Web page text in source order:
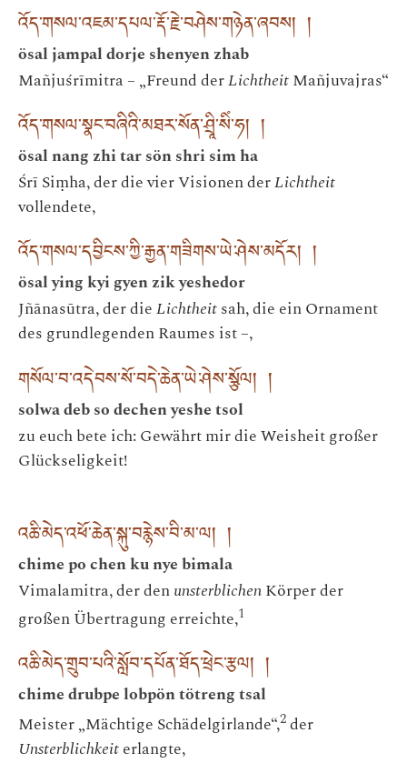
འོད་གསལ་འཇམ་དཔལ་རྡོ་རྗེ་བཤེས་གཉེན་ཞབས། །
ösal jampal dorje shenyen zhab
Mañjuśrīmitra – „Freund derLichtheitMañjuvajras“
འོད་གསལ་སྣང་བཞིའི་མཐར་སོན་ཤྲཱི་སིཾ་ཧ། །
ösal nang zhi tar sön shri sim ha
Śrī Siṃha, der die vier Visionen derLichtheit
vollendete,
འོད་གསལ་དབྱིངས་ཀྱི་རྒྱན་གཟིགས་ཡེ་ཤེས་མདོར། །
ösal ying kyi gyen zik yeshedor
Jñānasūtra, der dieLichtheitsah, die ein Ornament
des grundlegenden Raumes ist –,
གསོལ་བ་འདེབས་སོ་བདེ་ཆེན་ཡེ་ཤེས་སྩོལ། །
solwa deb so dechen yeshe tsol
zu euch bete ich: Gewährt mir die Weisheit großer
Glückseligkeit!
འཆི་མེད་འཕོ་ཆེན་སྐུ་བརྙེས་བི་མ་ལ། །
chime po chen ku nye bimala
Vimalamitra, der denunsterblichenKörper der
großen Übertragung erreichte,1
འཆི་མེད་གྲུབ་པའི་སློབ་དཔོན་ཐོད་ཕྲེང་རྩལ། །
chime drubpe lobpön tötreng tsal
Meister „Mächtige Schädelgirlande“,2der
Unsterblichkeiterlangte,